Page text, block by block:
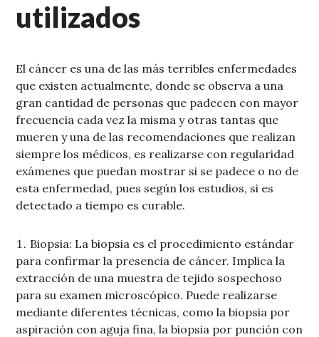
utilizados
El cáncer es una de las más terribles enfermedades
que existen actualmente, donde se observa a una
gran cantidad de personas que padecen con mayor
frecuencia cada vez la misma y otras tantas que
mueren y una de las recomendaciones que realizan
siempre los médicos, es realizarse con regularidad
exámenes que puedan mostrar si se padece o no de
esta enfermedad, pues según los estudios, si es
detectado a tiempo es curable.
Biopsia: La biopsia es el procedimiento estándar
para confirmar la presencia de cáncer. Implica la
extracción de una muestra de tejido sospechoso
para su examen microscópico. Puede realizarse
mediante diferentes técnicas, como la biopsia por
aspiración con aguja fina, la biopsia por punción con